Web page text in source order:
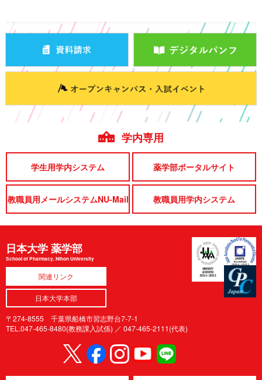
学内専用
学生用学内システム 薬学部ポータルサイト
教職員用メールシステムNU-Mail 教職員用学内システム
日本大学 薬学部
School of Pharmacy, Nihon University
関連リンク
日本大学本部
〒274-8555 千葉県船橋市習志野台7-7-1
TEL.047-465-8480(教務課入試係) ／ 047-465-2111(代表)